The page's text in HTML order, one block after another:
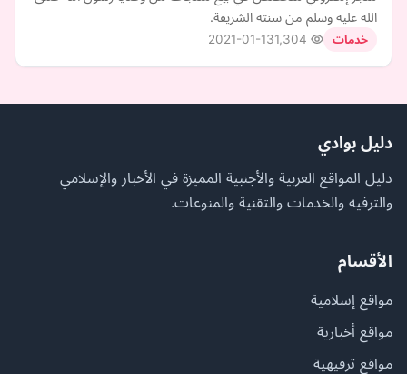
الله عليه وسلم من سنته الشريفة.
خدمات 2021-01-13
دليل بوادي
دليل المواقع العربية والأجنبية المميزة في الأخبار والإسلامي
والترفيه والخدمات والتقنية والمنوعات.
الأقسام
مواقع إسلامية
مواقع أخبارية
مواقع ترفيهية